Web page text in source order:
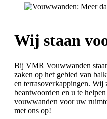
Wij staan
Bij VMR Vouwwanden
zaken op het gebied van
en terrasoverkappingen.
beantwoorden en u te
vouwwanden voor uw
met ons op!